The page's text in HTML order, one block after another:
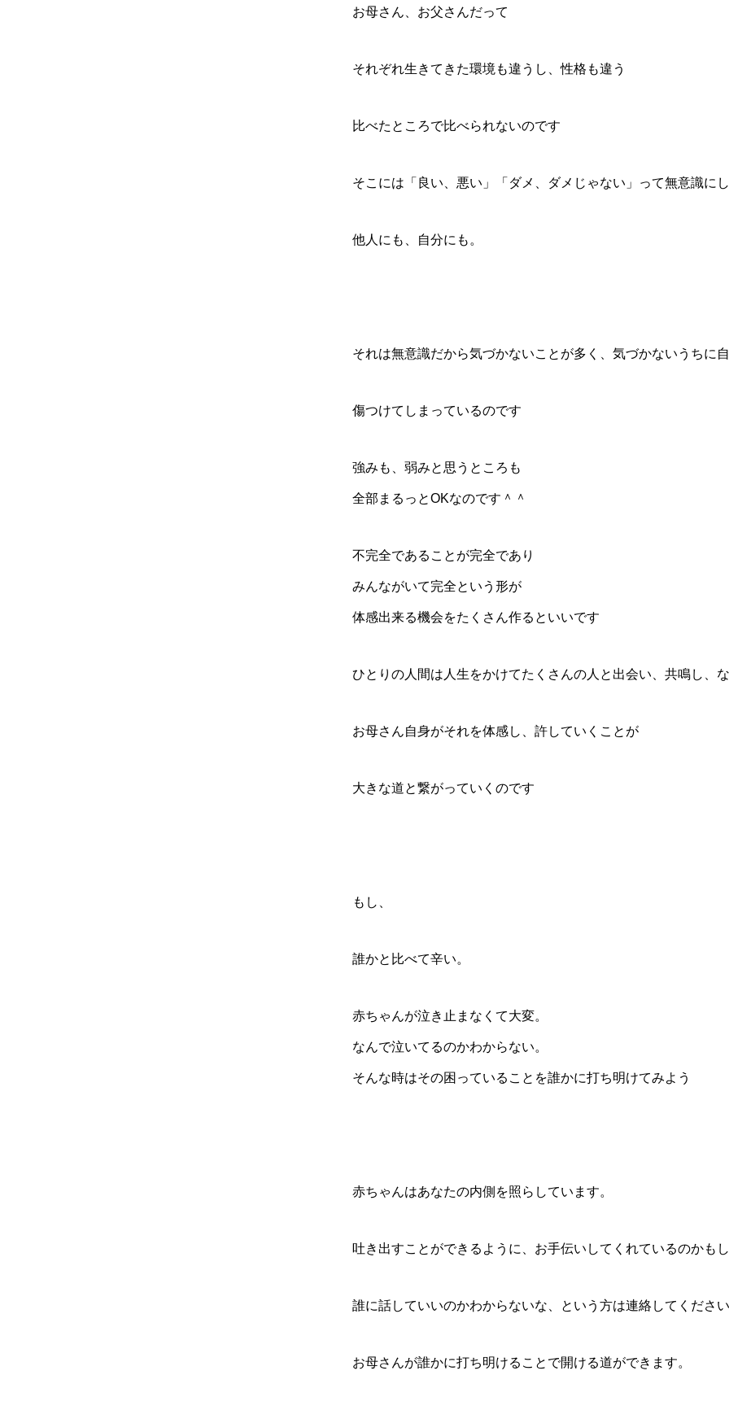
お母さん、お父さんだって
それぞれ生きてきた環境も違うし、性格も違う
比べたところで比べられないのです
そこには「良い、悪い」「ダメ、ダメじゃない」って無意識に
他人にも、自分にも。
それは無意識だから気づかないことが多く、気づかないうちに
傷つけてしまっているのです
強みも、弱みと思うところも
全部まるっとOKなのです＾＾
不完全であることが完全であり
みんながいて完全という形が
体感出来る機会をたくさん作るといいです
ひとりの人間は人生をかけてたくさんの人と出会い、共鳴し、
お母さん自身がそれを体感し、許していくことが
大きな道と繋がっていくのです
もし、
誰かと比べて辛い。
赤ちゃんが泣き止まなくて大変。
なんで泣いてるのかわからない。
そんな時はその困っていることを誰かに打ち明けてみよう
赤ちゃんはあなたの内側を照らしています。
吐き出すことができるように、お手伝いしてくれているのかも
誰に話していいのかわからないな、という方は連絡してくださ
お母さんが誰かに打ち明けることで開ける道ができます。